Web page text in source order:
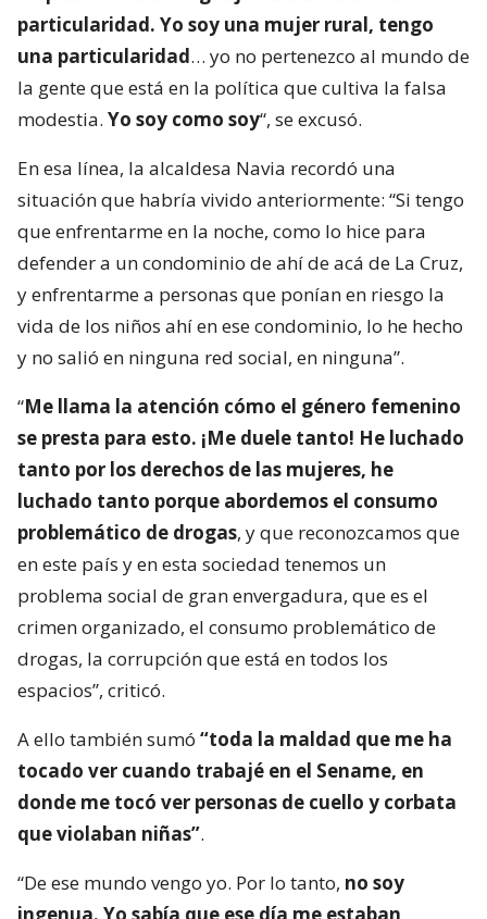
particularidad. Yo soy una mujer rural, tengo
una particularidad… yo no pertenezco al mundo de
la gente que está en la política que cultiva la falsa
modestia. Yo soy como soy“, se excusó.
En esa línea, la alcaldesa Navia recordó una
situación que habría vivido anteriormente: “Si tengo
que enfrentarme en la noche, como lo hice para
defender a un condominio de ahí de acá de La Cruz,
y enfrentarme a personas que ponían en riesgo la
vida de los niños ahí en ese condominio, lo he hecho
y no salió en ninguna red social, en ninguna”.
“Me llama la atención cómo el género femenino
se presta para esto. ¡Me duele tanto! He luchado
tanto por los derechos de las mujeres, he
luchado tanto porque abordemos el consumo
problemático de drogas, y que reconozcamos que
en este país y en esta sociedad tenemos un
problema social de gran envergadura, que es el
crimen organizado, el consumo problemático de
drogas, la corrupción que está en todos los
espacios”, criticó.
A ello también sumó “toda la maldad que me ha
tocado ver cuando trabajé en el Sename, en
donde me tocó ver personas de cuello y corbata
que violaban niñas”.
“De ese mundo vengo yo. Por lo tanto, no soy
ingenua. Yo sabía que ese día me estaban